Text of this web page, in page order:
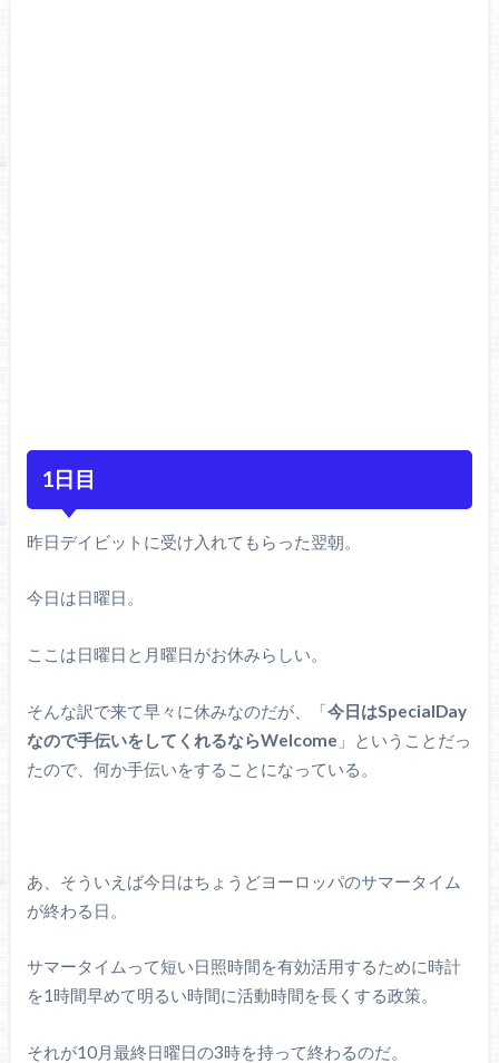
1日目
昨日デイビットに受け入れてもらった翌朝。
今日は日曜日。
ここは日曜日と月曜日がお休みらしい。
そんな訳で来て早々に休みなのだが、「今日はSpecialDay
なので手伝いをしてくれるならWelcome 」ということだっ
たので、何か手伝いをすることになっている。
あ、そういえば今日はちょうどヨーロッパのサマータイム
が終わる日。
サマータイムって短い日照時間を有効活用するために時計
を1時間早めて明るい時間に活動時間を長くする政策。
それが10月最終日曜日の3時を持って終わるのだ。